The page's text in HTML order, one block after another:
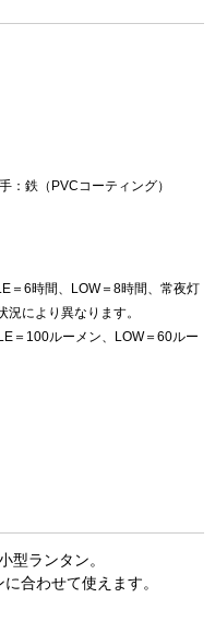
：鉄（PVCコーティング）
＝6時間、LOW＝8時間、常夜灯
により異なります。
＝100ルーメン、LOW＝60ルー
型ランタン。
合わせて使えます。